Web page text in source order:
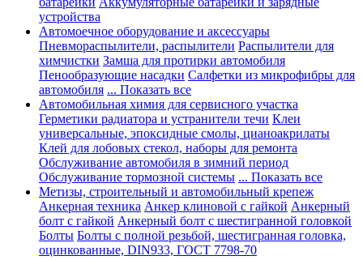
устройства
Автомоечное оборудование и аксессуары
Пневмораспылители, распылители Распылители для
химчистки Замша для протирки автомобиля
Пенообразующие насадки Салфетки из микрофибры для
автомобиля ... Показать все
Автомобильная химия для сервисного участка
Герметики радиатора и устранители течи Клеи
универсальные, эпоксидные смолы, цианоакрилаты
Клей для лобовых стекол, наборы для ремонта
Обслуживание автомобиля в зимний период
Обслуживание тормозной системы ... Показать все
Метизы, строительный и автомобильный крепеж
Анкерная техника Анкер клиновой с гайкой Анкерный
болт с гайкой Анкерный болт с шестигранной головкой
Болты Болты с полной резьбой, шестигранная головка,
оцинкованные, DIN933, ГОСТ 7798-70